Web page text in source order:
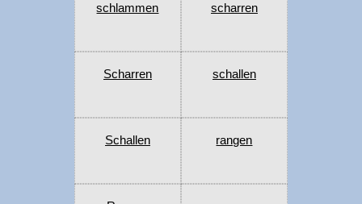
schlammen scharren
Scharren schallen
Schallen rangen